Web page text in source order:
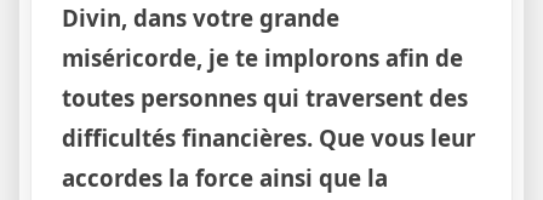
Divin, dans votre grande
miséricorde, je te implorons afin de
toutes personnes qui traversent des
difficultés financières. Que vous leur
accordes la force ainsi que la